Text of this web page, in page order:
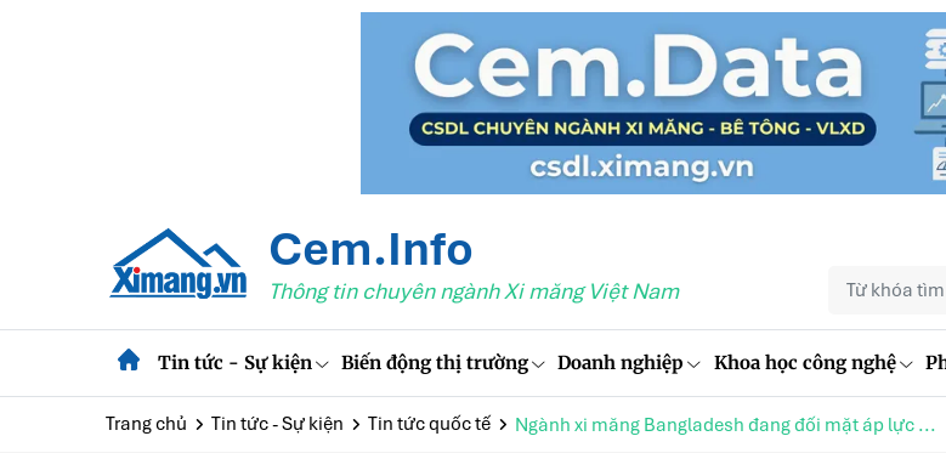
Cem.Info
Thông tin chuyên ngành Xi măng Việt Nam
Tin tức - Sự kiện Biến động thị trường Doanh nghiệp Khoa học công nghệ
Trang chủ Tin tức - Sự kiện Tin tức quốc tế Ngành xi măng Bangladesh đang đối mặt áp lực ...